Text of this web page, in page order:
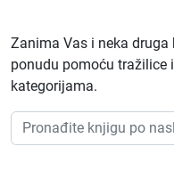
Zanima Vas i neka
ponudu pomoću tražilice
kategorijama.